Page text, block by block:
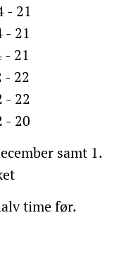
- 21
- 21
- 21
- 22
- 22
kl. 12 - 20
samt 1.
time før.